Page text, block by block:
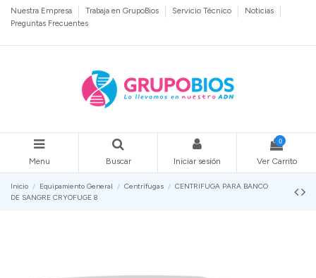
Nuestra Empresa Trabaja en GrupoBios Servicio Técnico
Noticias
Preguntas Frecuentes
Menu Buscar Iniciar sesión
0
Ver Carrito
Inicio Equipamiento General Centrífugas
CENTRIFUGA PARA BANCO
DE SANGRE CRYOFUGE 8